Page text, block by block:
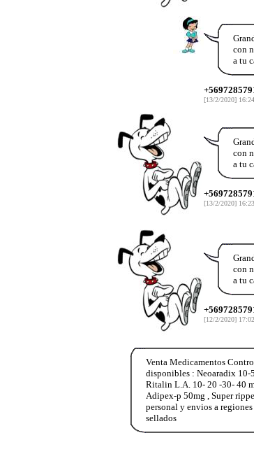
con
a tu
[13/2/2020]
con
a tu
[13/2/2020]
con
a tu
[12/2/2020]
Venta Medicamentos
disponibles : Neoaradix 10-
Ritalin L.A. 10- 20 -30- 40
Adipex-p 50mg , Super
personal y envios a
sellados